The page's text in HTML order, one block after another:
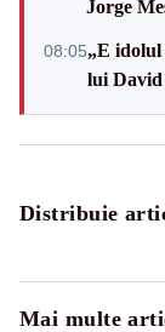
Jorge
08:05„E
lui David
Distribuie
Mai multe